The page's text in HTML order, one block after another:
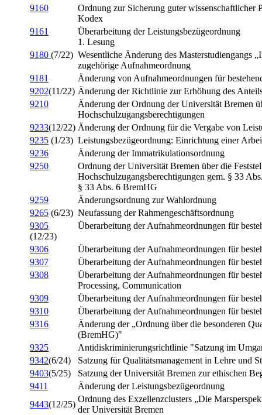
9160
Ordnung zur Sicherung guter
Kodex
9161
Überarbeitung der Leistungsbezügeordnung
1. Lesung
9180 (7/22) Wesentliche Änderung des Masterstudiengangs
zugehörige Aufnahmeordnung
9181
Änderung von Aufnahmeordnungen für
9202(11/22) Änderung der Richtlinie zur Erhöhung des
9210
Änderung der Ordnung der Universität Bremen
Hochschulzugangsberechtigungen
9233(12/22) Änderung der Ordnung für die Vergabe von
9235 (1/23) Leistungsbezügeordnung: Einrichtung einer
9236
Änderung der Immatrikulationsordnung
9250
Ordnung der Universität Bremen über die
Hochschulzugangsberechtigungen gem. § 33
§ 33 Abs. 6 BremHG
9259
Änderungsordnung zur Wahlordnung
9265 (6/23) Neufassung der Rahmengeschäftsordnung
9305
(12/23)
Überarbeitung der Aufnahmeordnungen für
9306
Überarbeitung der Aufnahmeordnungen für
9307
Überarbeitung der Aufnahmeordnungen für
9308
Überarbeitung der Aufnahmeordnungen für
Processing, Communication
9309
Überarbeitung der Aufnahmeordnungen für
9310
Überarbeitung der Aufnahmeordnungen für
9316
Änderung der „Ordnung über die besonderen
(BremHG)"
9325
Antidiskriminierungsrichtlinie "Satzung im
9342(6/24)
Satzung für Qualitätsmanagement in Lehre und
9403(5/25)
Satzung der Universität Bremen zur ethischen
9411
Änderung der Leistungsbezügeordnung
9443(12/25)
Ordnung des Exzellenzclusters „Die
der Universität Bremen